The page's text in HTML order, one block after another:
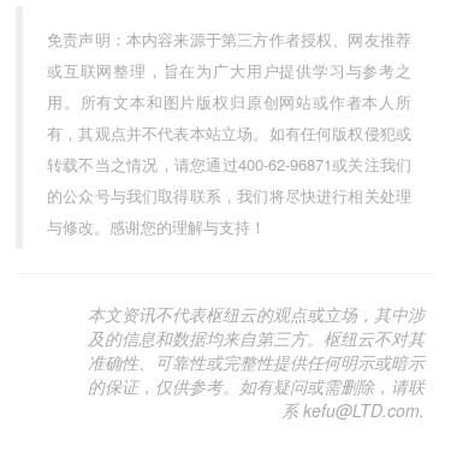
免责声明：本内容来源于第三方作者授权、网友推荐
或互联网整理，旨在为广大用户提供学习与参考之
用。所有文本和图片版权归原创网站或作者本人所
有，其观点并不代表本站立场。如有任何版权侵犯或
转载不当之情况，请您通过400-62-96871或关注我们
的公众号与我们取得联系，我们将尽快进行相关处理
与修改。感谢您的理解与支持！
本文资讯不代表枢纽云的观点或立场，其中涉
及的信息和数据均来自第三方。枢纽云不对其
准确性、可靠性或完整性提供任何明示或暗示
的保证，仅供参考。如有疑问或需删除，请联
系 kefu@LTD.com.